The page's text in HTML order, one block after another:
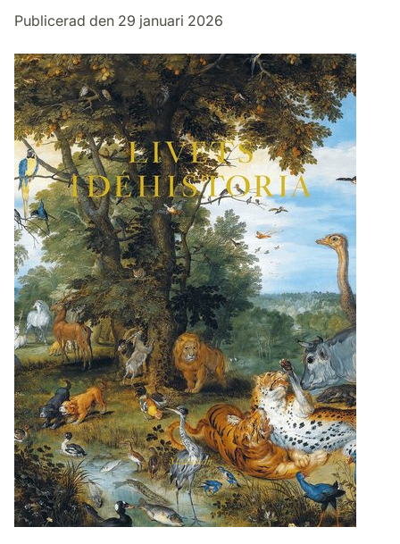
Publicerad den 29 januari 2026